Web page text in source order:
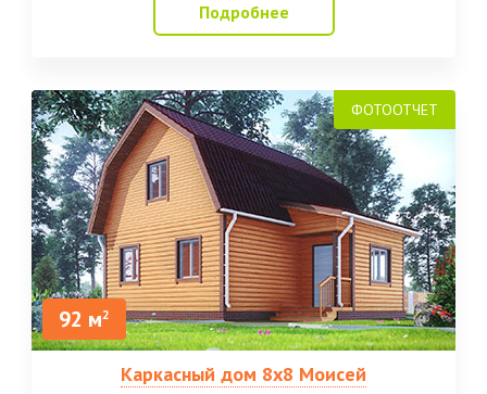
Подробнее
92 м2
Каркасный дом 8х8 Моисей